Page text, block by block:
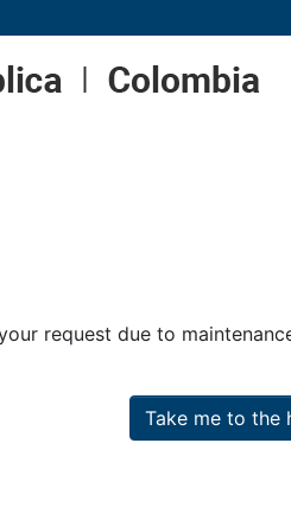
request due to
Take me to the